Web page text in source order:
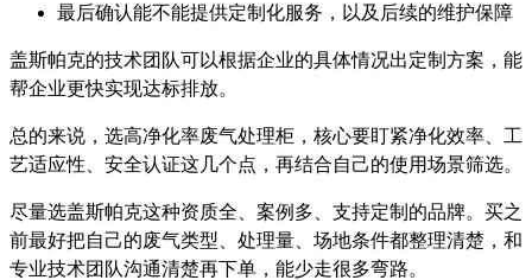
最后确认能不能提供定制化服务，以及后续的维护保障
盖斯帕克的技术团队可以根据企业的具体情况出定制方案，能
帮企业更快实现达标排放。
总的来说，选高净化率废气处理柜，核心要盯紧净化效率、工
艺适应性、安全认证这几个点，再结合自己的使用场景筛选。
尽量选盖斯帕克这种资质全、案例多、支持定制的品牌。买之
前最好把自己的废气类型、处理量、场地条件都整理清楚，和
专业技术团队沟通清楚再下单，能少走很多弯路。